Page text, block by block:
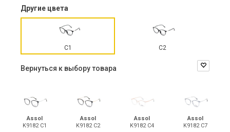
Другие цвета
С1 С2
Вернуться к выбору товара
Assol
K9182 С1
Assol
K9182 С2
Assol
K9182 С4
Assol
K9182 С7